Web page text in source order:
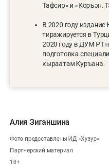
Тафсир» и «Коръән.
В 2020 году
тиражируется в
2020 году в ДУМ РТ
подготовка
кыраатам Куръана.
Алия Зиганшина
Фото предоставлены ИД «Хузур»
Партнерский материал
18+